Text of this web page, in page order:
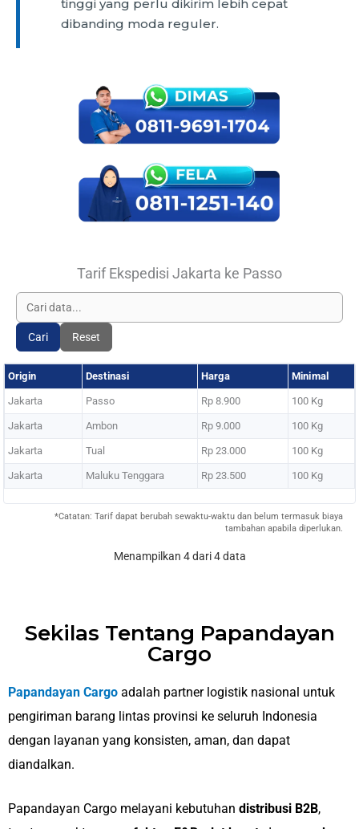
tinggi yang perlu dikirim lebih cepat
dibanding moda reguler.
Tarif Ekspedisi Jakarta ke Passo
Cari Reset
Origin Destinasi Harga Minimal
Jakarta Passo Rp 8.900 100 Kg
Jakarta Ambon Rp 9.000 100 Kg
Jakarta Tual Rp 23.000 100 Kg
Jakarta Maluku Tenggara Rp 23.500 100 Kg
*Catatan: Tarif dapat berubah sewaktu-waktu dan belum termasuk biaya
tambahan apabila diperlukan.
Menampilkan 4 dari 4 data
Sekilas Tentang Papandayan
Cargo
Papandayan Cargo adalah partner logistik nasional untuk
pengiriman barang lintas provinsi ke seluruh Indonesia
dengan layanan yang konsisten, aman, dan dapat
diandalkan.
Papandayan Cargo melayani kebutuhan distribusi B2B,